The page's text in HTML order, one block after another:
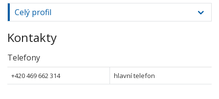
Celý profil
Kontakty
Telefony
+420 469 662 314 hlavní telefon